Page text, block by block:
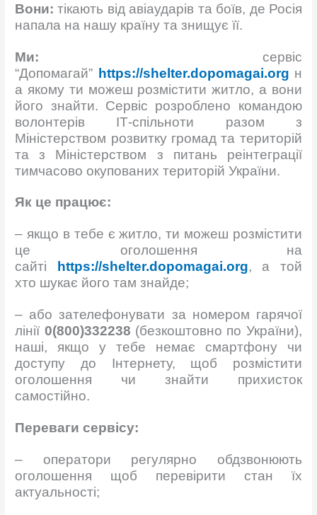
Вони:тікають від авіаударів та боїв, де Росія
напала на нашу країну та знищує її.
Ми: сервіс
“Допомагай” https://shelter.dopomagai.org н
а якому ти можеш розмістити житло, а вони
його знайти. Сервіс розроблено командою
волонтерів ІТ-спільноти разом з
Міністерством розвитку громад та територій
та з Міністерством з питань реінтеграції
тимчасово окупованих територій України.
Як це працює:
– якщо в тебе є житло, ти можеш розмістити
це оголошення на
сайті
https://shelter.dopomagai.org, а той
хто шукає його там знайде;
– або зателефонувати за номером гарячої
лінії 0(800)332238 (безкоштовно по України),
наші, якщо у тебе немає смартфону чи
доступу до Інтернету, щоб розмістити
оголошення чи знайти прихисток
самостійно.
Переваги сервісу:
– оператори регулярно обдзвонюють
оголошення щоб перевірити стан їх
актуальності;